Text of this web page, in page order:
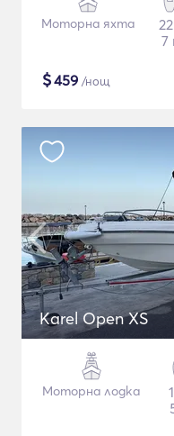
Моторна яхта
7
$459 /нощ
Karel Open XS
Моторна лодка